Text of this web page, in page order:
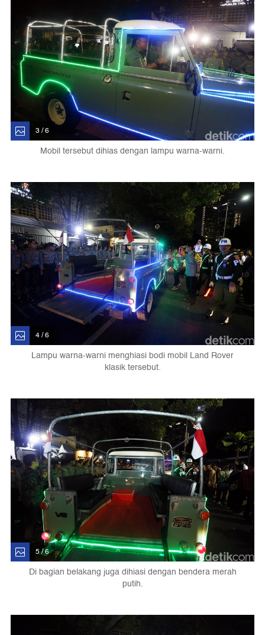
3 / 6
Mobil tersebut dihias dengan lampu warna-warni.
4 / 6
Lampu warna-warni menghiasi bodi mobil Land Rover
klasik tersebut.
5 / 6
Di bagian belakang juga dihiasi dengan bendera merah
putih.